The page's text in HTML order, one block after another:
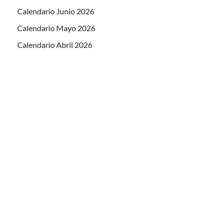
Calendario Junio 2026
Calendario Mayo 2026
Calendario Abril 2026